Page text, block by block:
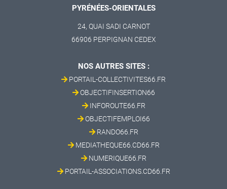
PYRÉNÉES-ORIENTALES
24, QUAI SADI CARNOT
66906 PERPIGNAN CEDEX
NOS AUTRES SITES :
PORTAIL-COLLECTIVITES66.FR
OBJECTIFINSERTION66
INFOROUTE66.FR
OBJECTIFEMPLOI66
RANDO66.FR
MEDIATHEQUE66.CD66.FR
NUMERIQUE66.FR
PORTAIL-ASSOCIATIONS.CD66.FR